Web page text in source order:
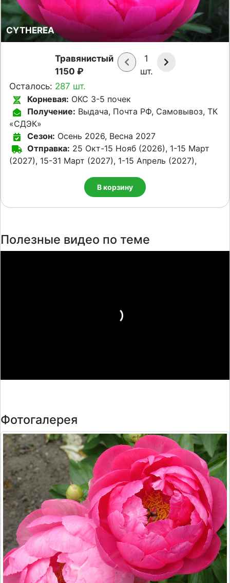
CYTHEREA
Травянистый
1150 ₽
1
шт.
Осталось: 287 шт.
Корневая: ОКС 3-5 почек
Получение: Выдача, Почта РФ, Самовывоз, ТК
«СДЭК»
Сезон: Осень 2026, Весна 2027
Отправка: 25 Окт-15 Нояб (2026), 1-15 Март
(2027), 15-31 Март (2027), 1-15 Апрель (2027),
В корзину
Полезные видео по теме
Фотогалерея